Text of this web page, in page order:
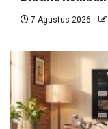
7 Agustus 2026